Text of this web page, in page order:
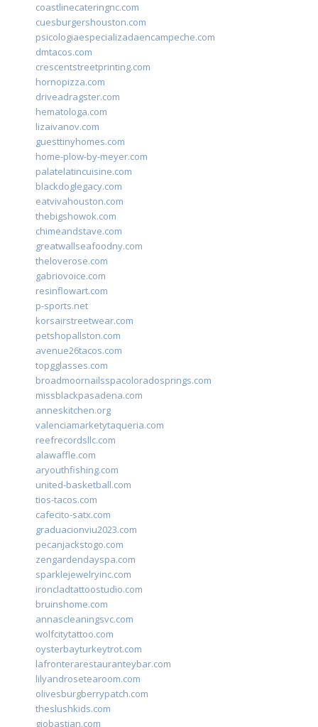
coastlinecateringnc.com
cuesburgershouston.com
psicologiaespecializadaencampeche.com
dmtacos.com
crescentstreetprinting.com
hornopizza.com
driveadragster.com
hematologa.com
lizaivanov.com
guesttinyhomes.com
home-plow-by-meyer.com
palatelatincuisine.com
blackdoglegacy.com
eatvivahouston.com
thebigshowok.com
chimeandstave.com
greatwallseafoodny.com
theloverose.com
gabriovoice.com
resinflowart.com
p-sports.net
korsairstreetwear.com
petshopallston.com
avenue26tacos.com
topgglasses.com
broadmoornailsspacoloradosprings.com
missblackpasadena.com
anneskitchen.org
valenciamarketytaqueria.com
reefrecordsllc.com
alawaffle.com
aryouthfishing.com
united-basketball.com
tios-tacos.com
cafecito-satx.com
graduacionviu2023.com
pecanjackstogo.com
zengardendayspa.com
sparklejewelryinc.com
ironcladtattoostudio.com
bruinshome.com
annascleaningsvc.com
wolfcitytattoo.com
oysterbayturkeytrot.com
lafronterarestauranteybar.com
lilyandrosetearoom.com
olivesburgberrypatch.com
theslushkids.com
giobastian.com